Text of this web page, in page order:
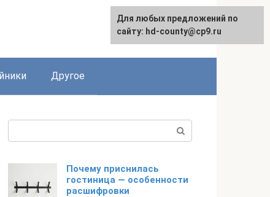
Другое
Почему приснилась
гостиница — особенности
расшифровки
Для любых предложений по
сайту: hd-county@cp9.ru